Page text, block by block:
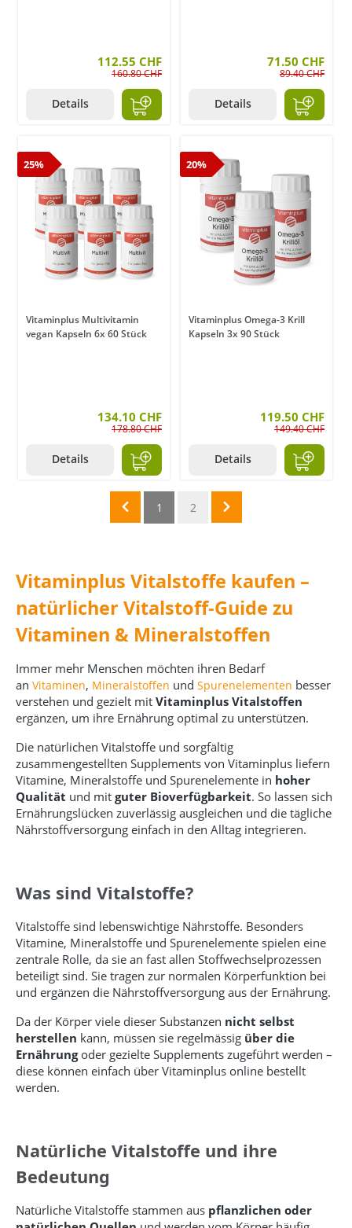
112.55 CHF
160.80 CHF
Details
71.50 CHF
89.40 CHF
Details
25%
Vitaminplus Multivitamin
vegan Kapseln 6x 60 Stück
134.10 CHF
178.80 CHF
Details
20%
Vitaminplus Omega-3 Krill
Kapseln 3x 90 Stück
119.50 CHF
149.40 CHF
Details
1 2
Vitaminplus Vitalstoffe kaufen –
natürlicher Vitalstoff-Guide zu
Vitaminen & Mineralstoffen
Immer mehr Menschen möchten ihren Bedarf
an Vitaminen, Mineralstoffen und Spurenelementen besser
verstehen und gezielt mit Vitaminplus Vitalstoffen
ergänzen, um ihre Ernährung optimal zu unterstützen.
Die natürlichen Vitalstoffe und sorgfältig
zusammengestellten Supplements von Vitaminplus liefern
Vitamine, Mineralstoffe und Spurenelemente in hoher
Qualität und mit guter Bioverfügbarkeit. So lassen sich
Ernährungslücken zuverlässig ausgleichen und die tägliche
Nährstoffversorgung einfach in den Alltag integrieren.
Was sind Vitalstoffe?
Vitalstoffe sind lebenswichtige Nährstoffe. Besonders
Vitamine, Mineralstoffe und Spurenelemente spielen eine
zentrale Rolle, da sie an fast allen Stoffwechselprozessen
beteiligt sind. Sie tragen zur normalen Körperfunktion bei
und ergänzen die Nährstoffversorgung aus der Ernährung.
Da der Körper viele dieser Substanzen nicht selbst
herstellen kann, müssen sie regelmässig über die
Ernährungoder gezielte Supplements zugeführt werden –
diese können einfach über Vitaminplus online bestellt
werden.
Natürliche Vitalstoffe und ihre
Bedeutung
Natürliche Vitalstoffe stammen aus pflanzlichen oder